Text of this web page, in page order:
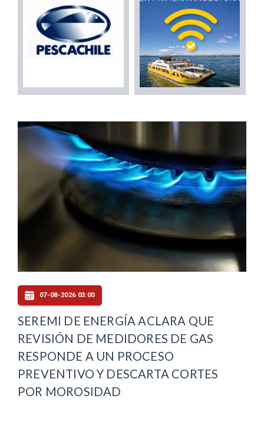
07-08-2026 03:00
SEREMI DE ENERGÍA ACLARA QUE
REVISIÓN DE MEDIDORES DE GAS
RESPONDE A UN PROCESO
PREVENTIVO Y DESCARTA CORTES
POR MOROSIDAD